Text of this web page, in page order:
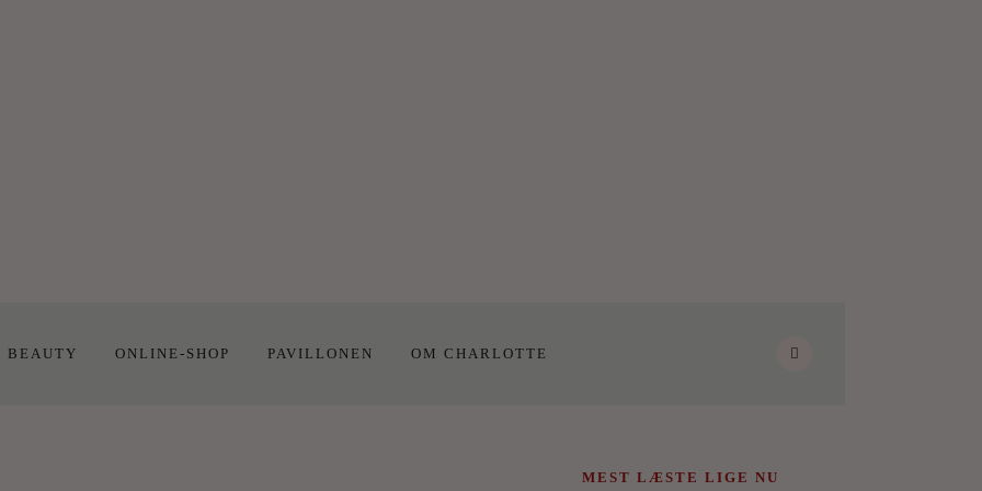
BEAUTY ONLINE-SHOP PAVILLONEN OM CHARLOTTE
MEST LÆSTE LIGE NU